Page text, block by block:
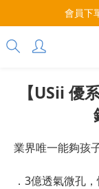
每月9號會員
會員下
【USii 優
業界唯一能夠孩
．3億透氣微孔